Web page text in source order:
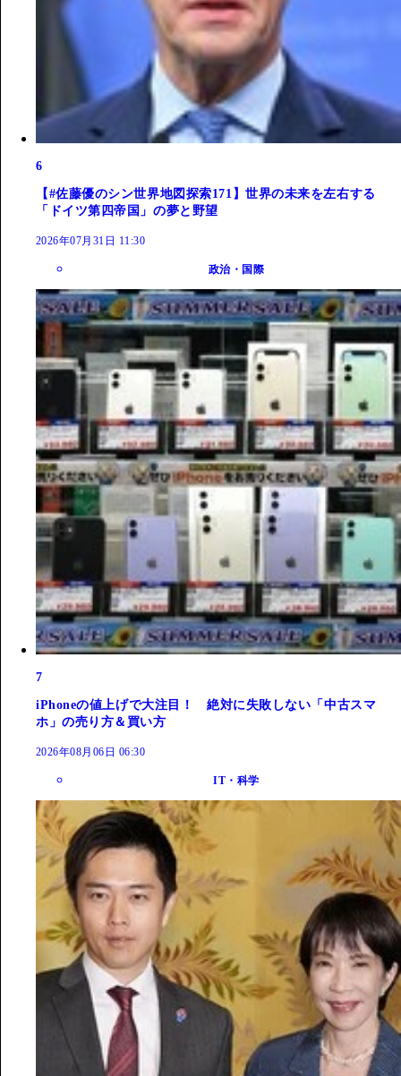
6
【#佐藤優のシン世界地図探索171】世界の未来を左右する
「ドイツ第四帝国」の夢と野望
2026年07月31日 11:30
政治・国際
7
iPhoneの値上げで大注目！ 絶対に失敗しない「中古スマ
ホ」の売り方＆買い方
2026年08月06日 06:30
IT・科学